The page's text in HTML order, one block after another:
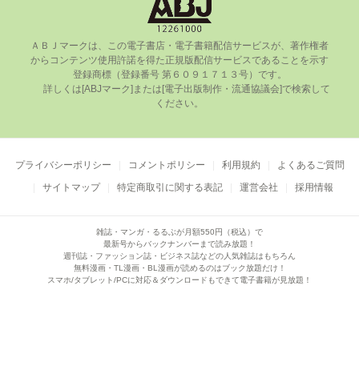
ＡＢＪマークは、この電⼦書店・電⼦書籍配信サービスが、著作権者
からコンテンツ使⽤許諾を得た正規版配信サービスであることを⽰す
登録商標（登録番号 第６０９１７１３号）です。
ください。
プライバシーポリシー コメントポリシー 利用規約
よくあるご質問
サイトマップ
特定商取引に関する表記 運営会社 採用情報
雑誌・マンガ・るるぶが月額550円（税込）で
最新号からバックナンバーまで読み放題！
週刊誌・ファッション誌・ビジネス誌などの人気雑誌はもちろん
無料漫画・TL漫画・BL漫画が読めるのはブック放題だけ！
スマホ/タブレット/PCに対応＆ダウンロードもできて電子書籍が見放題！